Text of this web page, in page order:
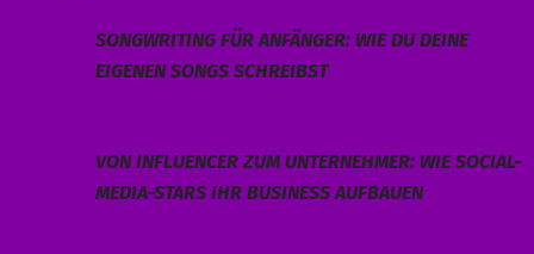
SONGWRITING FÜR ANFÄNGER: WIE DU DEINE
EIGENEN SONGS SCHREIBST
VON INFLUENCER ZUM UNTERNEHMER: WIE SOCIAL-
MEDIA-STARS IHR BUSINESS AUFBAUEN